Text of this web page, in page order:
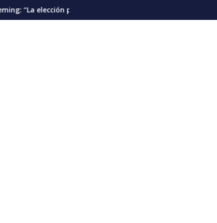
debería pautarse para diciembre de 2028”
Cáncer de pulmón en Venezuela: